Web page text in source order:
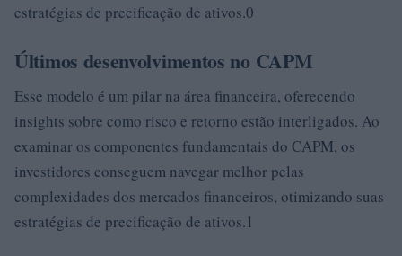
estratégias de precificação de ativos.0
Últimos desenvolvimentos no CAPM
Esse modelo é um pilar na área financeira, oferecendo
insights sobre como risco e retorno estão interligados. Ao
examinar os componentes fundamentais do CAPM, os
investidores conseguem navegar melhor pelas
complexidades dos mercados financeiros, otimizando suas
estratégias de precificação de ativos.1